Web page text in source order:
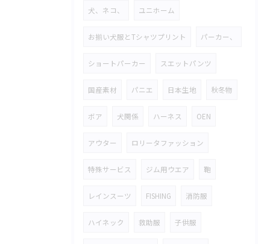
犬、ネコ、 ユニホーム
お揃い犬服とTシャツプリント パーカー、
ショートパーカー スエットパンツ
国産素材 パニエ 日本生地 秋冬物
ボア 犬関係 ハーネス OEN
アウター ロリータファッション
特殊サービス ジム用ウエア 鞄
レインスーツ FISHING 消防服
ハイネック 救助服 子供服